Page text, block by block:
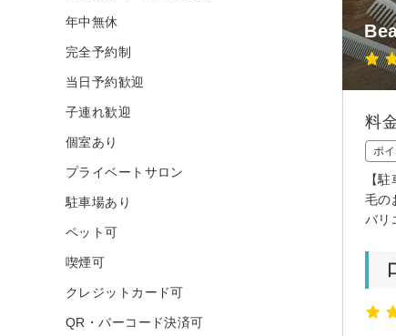
料
ポ
【
毛の
バリ
年中無休
完全予約制
当日予約歓迎
子連れ歓迎
個室あり
プライベートサロン
駐車場あり
ペット可
喫煙可
クレジットカード可
QR・バーコード決済可